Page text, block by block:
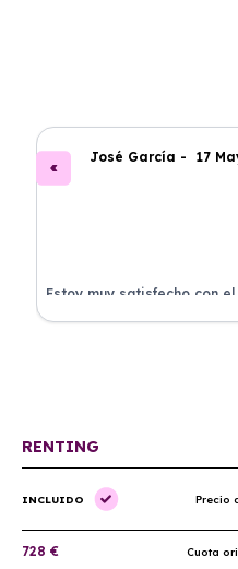
José García - 17
Estoy muy satisfecho con
Renting. El coche llegó en
RENTING
INCLUIDO Precio
728 €
Cuota